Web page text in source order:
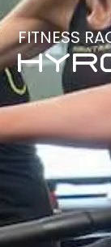
FITNESS